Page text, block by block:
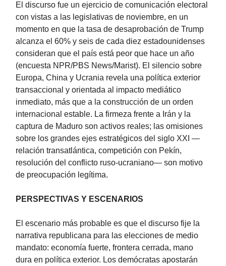
El discurso fue un ejercicio de comunicación electoral
con vistas a las legislativas de noviembre, en un
momento en que la tasa de desaprobación de Trump
alcanza el 60% y seis de cada diez estadounidenses
consideran que el país está peor que hace un año
(encuesta NPR/PBS News/Marist). El silencio sobre
Europa, China y Ucrania revela una política exterior
transaccional y orientada al impacto mediático
inmediato, más que a la construcción de un orden
internacional estable. La firmeza frente a Irán y la
captura de Maduro son activos reales; las omisiones
sobre los grandes ejes estratégicos del siglo XXI —
relación transatlántica, competición con Pekín,
resolución del conflicto ruso-ucraniano— son motivo
de preocupación legítima.
PERSPECTIVAS Y ESCENARIOS
El escenario más probable es que el discurso fije la
narrativa republicana para las elecciones de medio
mandato: economía fuerte, frontera cerrada, mano
dura en política exterior. Los demócratas apostarán